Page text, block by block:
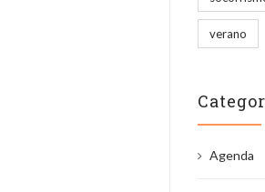
verano
Agenda